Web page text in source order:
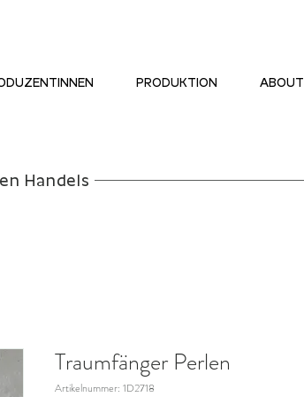
PRODUKTION ABOUT
Handels
Traumfänger Perlen
Artikelnummer: 1D2718